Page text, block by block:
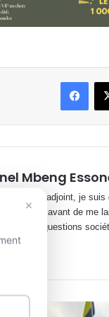
Mbeng
en chef adjoint, je
juridiques avant de me
sur les questions
×